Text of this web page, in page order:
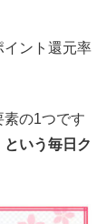
イント還元率
の1つです
という毎日ク